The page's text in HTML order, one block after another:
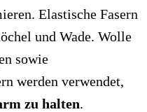
Elastische Fasern
und Wade. Wolle
sowie
werden verwendet,
zu halten.